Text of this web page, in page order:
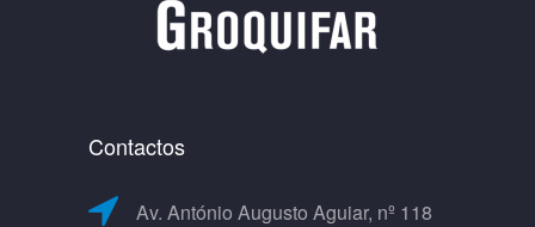
Contactos
Av. António Augusto Aguiar, nº 118